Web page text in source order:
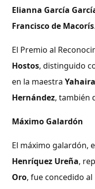
Elianna García
Francisco de Macorís.
El Premio al
Hostos, distinguido
en la maestra
Hernández, también
Máximo Galardón
El máximo galardón,
Henríquez Ureña,
Oro, fue concedido